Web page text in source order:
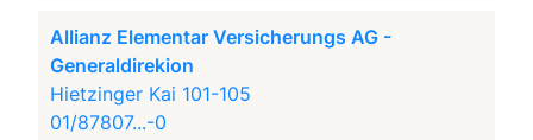
Allianz Elementar Versicherungs AG -
Generaldirekion
Hietzinger Kai 101-105
01/87807...-0